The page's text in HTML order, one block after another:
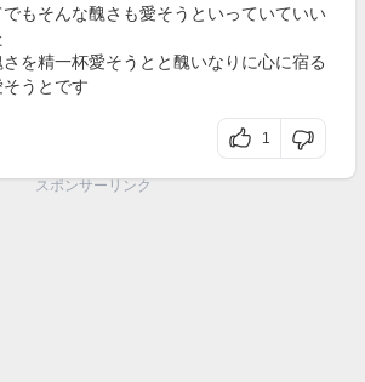
もそんな醜さも愛そうといっていていい
を精一杯愛そうとと醜いなりに心に宿る
うとです
1
スポンサーリンク